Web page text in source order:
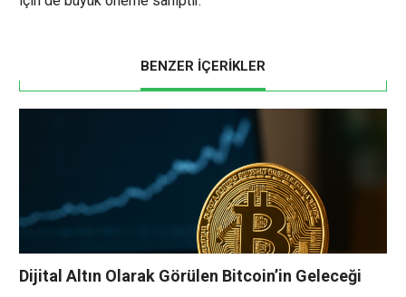
BENZER İÇERİKLER
Dijital Altın Olarak Görülen Bitcoin’in Geleceği